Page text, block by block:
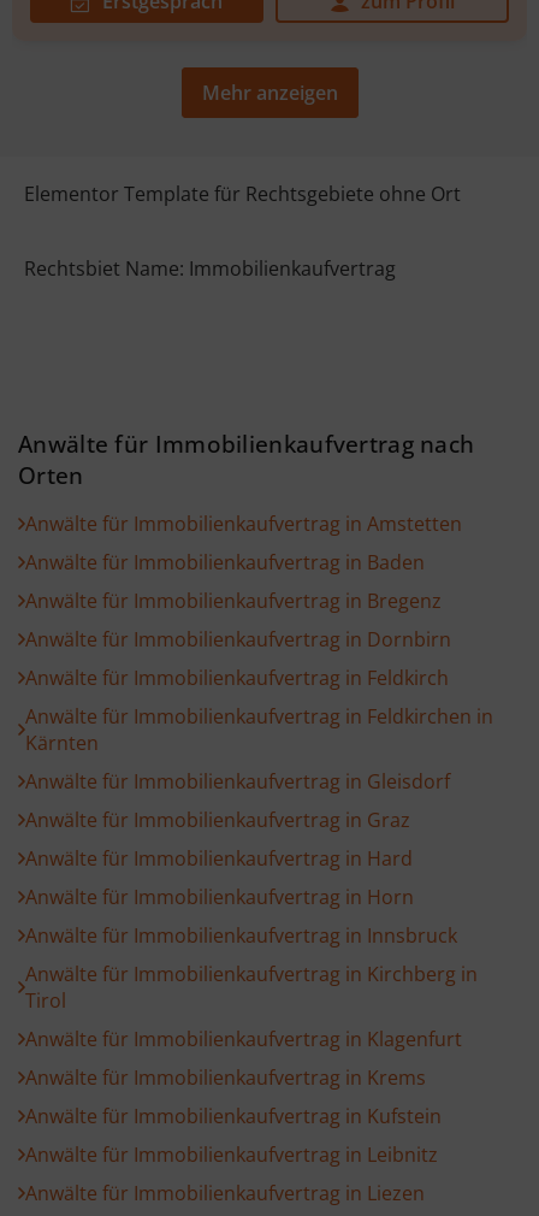
Mehr anzeigen
Elementor Template für Rechtsgebiete ohne Ort
Rechtsbiet Name: Immobilienkaufvertrag
Anwälte für Immobilienkaufvertrag nach
Orten
Anwälte für Immobilienkaufvertrag in Amstetten
Anwälte für Immobilienkaufvertrag in Baden
Anwälte für Immobilienkaufvertrag in Bregenz
Anwälte für Immobilienkaufvertrag in Dornbirn
Anwälte für Immobilienkaufvertrag in Feldkirch
Anwälte für Immobilienkaufvertrag in Feldkirchen in
Kärnten
Anwälte für Immobilienkaufvertrag in Gleisdorf
Anwälte für Immobilienkaufvertrag in Graz
Anwälte für Immobilienkaufvertrag in Hard
Anwälte für Immobilienkaufvertrag in Horn
Anwälte für Immobilienkaufvertrag in Innsbruck
Anwälte für Immobilienkaufvertrag in Kirchberg in
Tirol
Anwälte für Immobilienkaufvertrag in Klagenfurt
Anwälte für Immobilienkaufvertrag in Krems
Anwälte für Immobilienkaufvertrag in Kufstein
Anwälte für Immobilienkaufvertrag in Leibnitz
Anwälte für Immobilienkaufvertrag in Liezen